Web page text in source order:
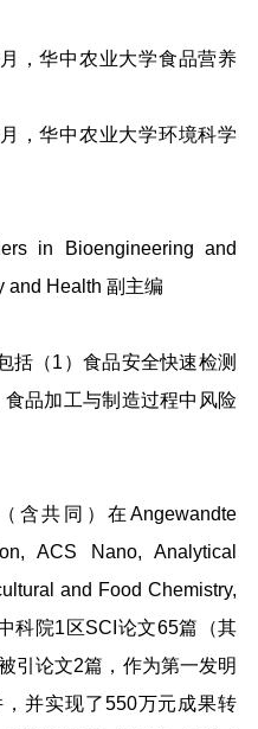
华中农业大学食品营养
华中农业大学环境科学
Bioengineering and
and Health 副主编
（1）食品安全快速检测
品加工与制造过程中风险
共同）在Angewandte
ACS Nano, Analytical
and Food Chemistry,
科院1区SCI论文65篇（其
引论文2篇，作为第一发明
并实现了550万元成果转